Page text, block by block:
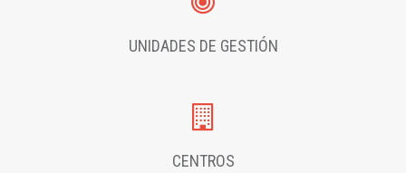
UNIDADES DE GESTIÓN
CENTROS